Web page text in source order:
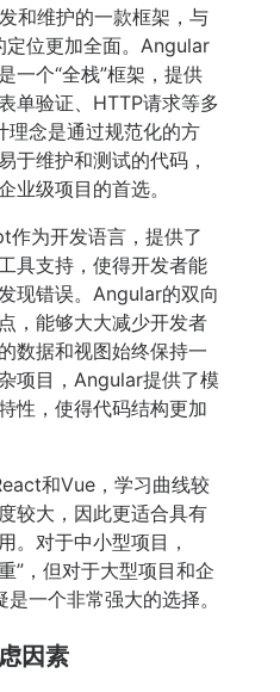
和维护的一款框架，与
位更加全面。Angular
一个“全栈”框架，提供
单验证、HTTP请求等多
念是通过规范化的方
于维护和测试的代码，
业级项目的首选。
为开发语言，提供了
具支持，使得开发者能
现错误。Angular的双向
，能够大大减少开发者
数据和视图始终保持一
项目，Angular提供了模
性，使得代码结构更加
和Vue，学习曲线较
较大，因此更适合具有
。对于中小型项目，
”，但对于大型项目和企
一个非常强大的选择。
因素